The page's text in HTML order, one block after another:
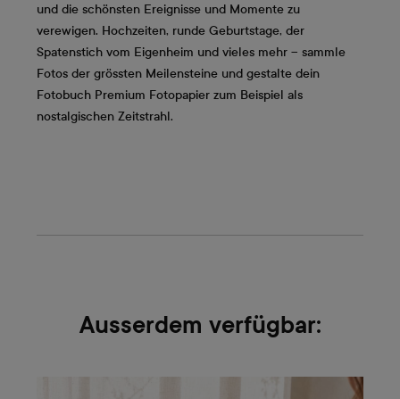
und die schönsten Ereignisse und Momente zu
verewigen. Hochzeiten, runde Geburtstage, der
Spatenstich vom Eigenheim und vieles mehr – sammle
Fotos der grössten Meilensteine und gestalte dein
Fotobuch Premium Fotopapier zum Beispiel als
nostalgischen Zeitstrahl.
Ausserdem verfügbar: